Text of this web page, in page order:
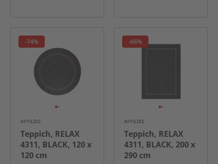
-74%
AYYILDIZ
Teppich, RELAX
4311, BLACK, 120 x
120 cm
-66%
AYYILDIZ
Teppich, RELAX
4311, BLACK, 200 x
290 cm